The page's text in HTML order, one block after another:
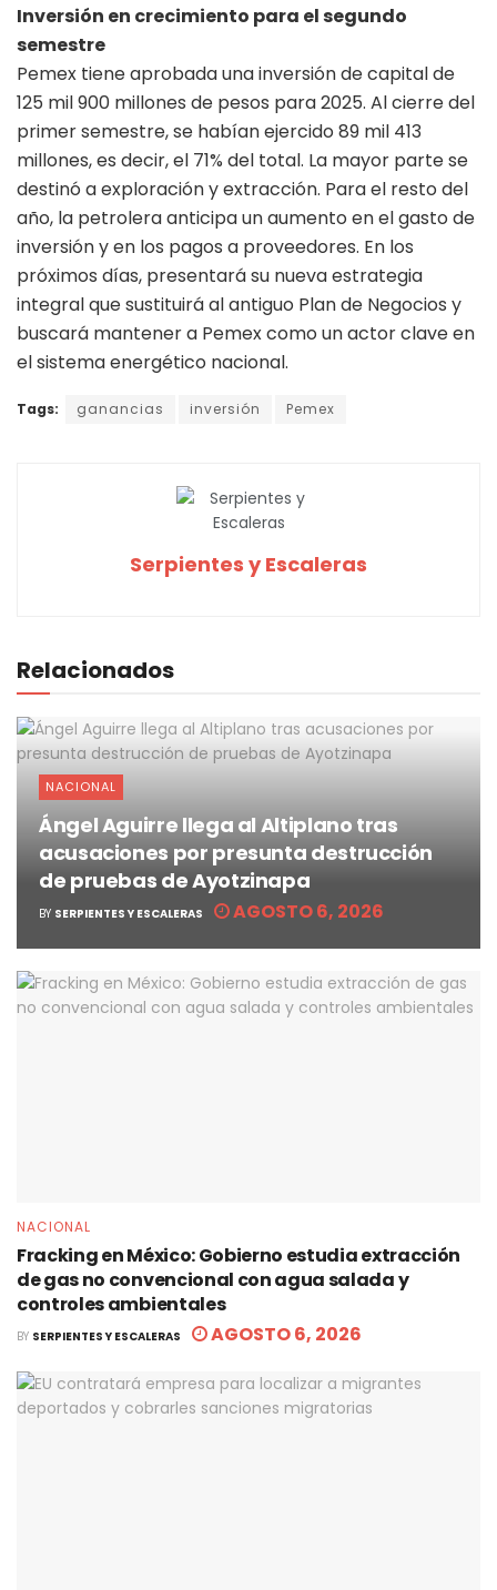
Inversión en crecimiento para el segundo
semestre
Pemex tiene aprobada una inversión de capital de
125 mil 900 millones de pesos para 2025. Al cierre del
primer semestre, se habían ejercido 89 mil 413
millones, es decir, el 71% del total. La mayor parte se
destinó a exploración y extracción. Para el resto del
año, la petrolera anticipa un aumento en el gasto de
inversión y en los pagos a proveedores. En los
próximos días, presentará su nueva estrategia
integral que sustituirá al antiguo Plan de Negocios y
buscará mantener a Pemex como un actor clave en
el sistema energético nacional.
Tags: ganancias inversión Pemex
Serpientes y Escaleras
Relacionados
NACIONAL
Ángel Aguirre llega al Altiplano tras
acusaciones por presunta destrucción
de pruebas de Ayotzinapa
BY SERPIENTES Y ESCALERAS AGOSTO 6, 2026
NACIONAL
Fracking en México: Gobierno estudia extracción
de gas no convencional con agua salada y
controles ambientales
BY SERPIENTES Y ESCALERAS AGOSTO 6, 2026